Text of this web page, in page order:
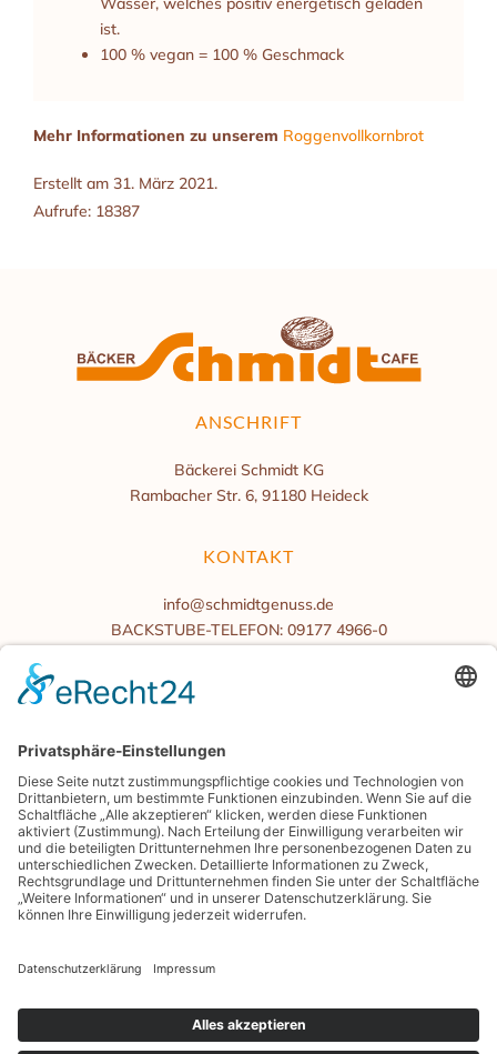
ist.
100 % vegan = 100 % Geschmack
Mehr Informationen zu unserem Roggenvollkornbrot
Erstellt am 31. März 2021.
Aufrufe: 18387
ANSCHRIFT
Bäckerei Schmidt KG
Rambacher Str. 6, 91180 Heideck
KONTAKT
info@schmidtgenuss.de
BACKSTUBE-TELEFON: 09177 4966-0
BÜROZEITEN
Samstag/Sonntag geschlossen
BLOG PRESSE
GENIESSERKARTE
ENERGIEMANAGEMENT
SHOP.SCHMIDTGENUSS.DE
2026Bäckerei Schmidt KG. Alle Rechte